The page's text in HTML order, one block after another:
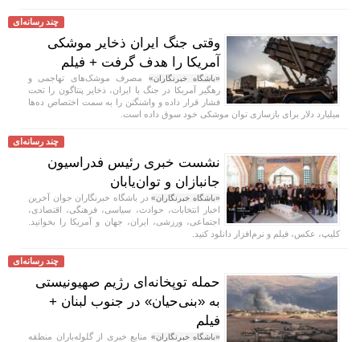
چند رسانه‌ای
وقتی جنگ ایران ذخایر موشکی
آمریکا را هدف گرفت + فیلم
«باشگاه خبرنگاران» مصرف موشک‌های تهاجمی و
رهگیر آمریکا در جنگ با ایران، ذخایر پنتاگون را تحت
فشار قرار داده و واشنگتن را به سمت اختصاص ده‌ها
میلیارد دلار برای بازسازی توان موشکی خود سوق داده است.
چند رسانه‌ای
نشست خبری رئیس فدراسیون
جانبازان و توان‌یابان
«باشگاه خبرنگاران»در باشگاه خبرنگاران جوان آخرین
اخبار انتخابات، حوادث، سیاسی، فرهنگی، اقتصادی،
اجتماعی، ورزشی، ایران، جهان و آمریکا را بخوانید.
کلیپ، عکس، فیلم و نرم‌افزار دانلود کنید.
چند رسانه‌ای
حمله توپخانه‌ای رژیم صهیونیستی
به «بنی‌حیان» در جنوب لبنان +
فیلم
«باشگاه خبرنگاران» منابع خبری از گلوله‌باران منطقه